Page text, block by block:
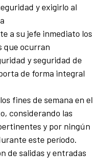
y exigirlo al
a su jefe inmediato los
que ocurran
y seguridad de
de forma integral
fines de semana en el
considerando las
y por ningún
este período.
de salidas y entradas